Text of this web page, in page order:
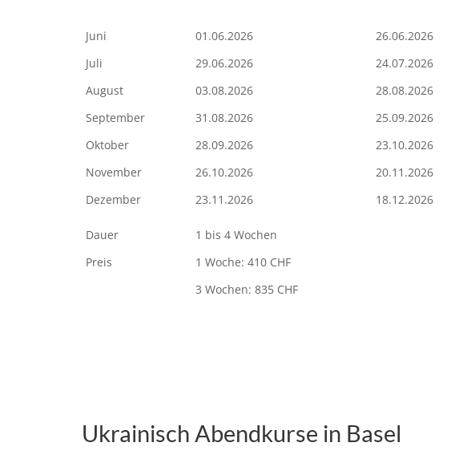
Juni 01.06.2026 26.06.2026
Juli
29.06.2026 24.07.2026
August
03.08.2026 28.08.2026
September
31.08.2026 25.09.2026
Oktober
28.09.2026 23.10.2026
November
26.10.2026 20.11.2026
Dezember
23.11.2026 18.12.2026
Dauer
1 bis 4 Wochen
Preis
1 Woche: 410 CHF
3 Wochen: 835 CHF
Ukrainisch Abendkurse in Basel